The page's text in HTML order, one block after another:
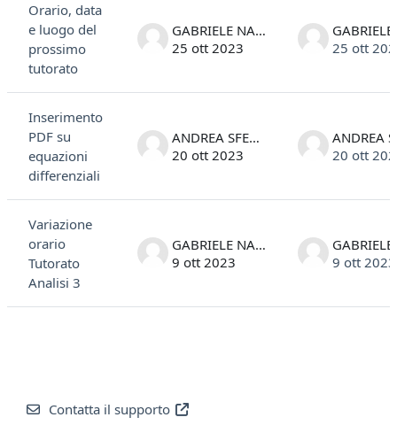
Orario, data
e luogo del
prossimo
tutorato
GABRIELE NANI
25 ott 2023
25 ott
Inserimento
PDF su
equazioni
differenziali
ANDREA SFECCI
20 ott 2023
20 ott
Variazione
orario
Tutorato
Analisi 3
GABRIELE NANI
9 ott 2023
9 ott 2023
Contatta il supporto